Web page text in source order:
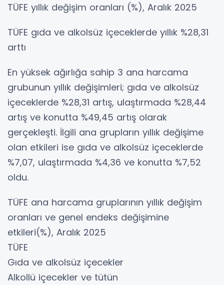
TÜFE yıllık değişim oranları (%), Aralık 2025
TÜFE gıda ve alkolsüz içeceklerde yıllık %28,31
arttı
En yüksek ağırlığa sahip 3 ana harcama
grubunun yıllık değişimleri; gıda ve alkolsüz
içeceklerde %28,31 artış, ulaştırmada %28,44
artış ve konutta %49,45 artış olarak
gerçekleşti. İlgili ana grupların yıllık değişime
olan etkileri ise gıda ve alkolsüz içeceklerde
%7,07, ulaştırmada %4,36 ve konutta %7,52
oldu.
TÜFE ana harcama gruplarının yıllık değişim
oranları ve genel endeks değişimine
etkileri(%), Aralık 2025
TÜFE
Gıda ve alkolsüz içecekler
Alkollü içecekler ve tütün